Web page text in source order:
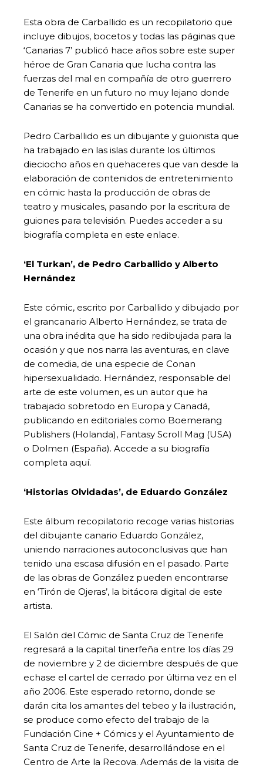
Esta obra de Carballido es un recopilatorio que
incluye dibujos, bocetos y todas las páginas que
‘Canarias 7’ publicó hace años sobre este super
héroe de Gran Canaria que lucha contra las
fuerzas del mal en compañía de otro guerrero
de Tenerife en un futuro no muy lejano donde
Canarias se ha convertido en potencia mundial.
Pedro Carballido es un dibujante y guionista que
ha trabajado en las islas durante los últimos
dieciocho años en quehaceres que van desde la
elaboración de contenidos de entretenimiento
en cómic hasta la producción de obras de
teatro y musicales, pasando por la escritura de
guiones para televisión. Puedes acceder a su
biografía completa en este enlace.
‘El Turkan’, de Pedro Carballido y Alberto
Hernández
Este cómic, escrito por Carballido y dibujado por
el grancanario Alberto Hernández, se trata de
una obra inédita que ha sido redibujada para la
ocasión y que nos narra las aventuras, en clave
de comedia, de una especie de Conan
hipersexualidado. Hernández, responsable del
arte de este volumen, es un autor que ha
trabajado sobretodo en Europa y Canadá,
publicando en editoriales como Boemerang
Publishers (Holanda), Fantasy Scroll Mag (USA)
o Dolmen (España). Accede a su biografía
completa aquí.
‘Historias Olvidadas’, de Eduardo González
Este álbum recopilatorio recoge varias historias
del dibujante canario Eduardo González,
uniendo narraciones autoconclusivas que han
tenido una escasa difusión en el pasado. Parte
de las obras de González pueden encontrarse
en ‘Tirón de Ojeras’, la bitácora digital de este
artista.
El Salón del Cómic de Santa Cruz de Tenerife
regresará a la capital tinerfeña entre los días 29
de noviembre y 2 de diciembre después de que
echase el cartel de cerrado por última vez en el
año 2006. Este esperado retorno, donde se
darán cita los amantes del tebeo y la ilustración,
se produce como efecto del trabajo de la
Fundación Cine + Cómics y el Ayuntamiento de
Santa Cruz de Tenerife, desarrollándose en el
Centro de Arte la Recova. Además de la visita de